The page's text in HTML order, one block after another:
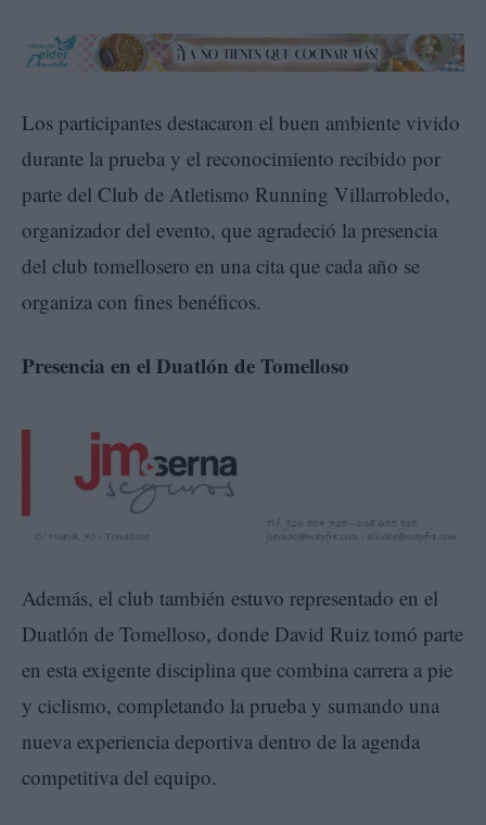
Los participantes destacaron el buen ambiente vivido
durante la prueba y el reconocimiento recibido por
parte del Club de Atletismo Running Villarrobledo,
organizador del evento, que agradeció la presencia
del club tomellosero en una cita que cada año se
organiza con fines benéficos.
Presencia en el Duatlón de Tomelloso
Además, el club también estuvo representado en el
Duatlón de Tomelloso, donde David Ruiz tomó parte
en esta exigente disciplina que combina carrera a pie
y ciclismo, completando la prueba y sumando una
nueva experiencia deportiva dentro de la agenda
competitiva del equipo.